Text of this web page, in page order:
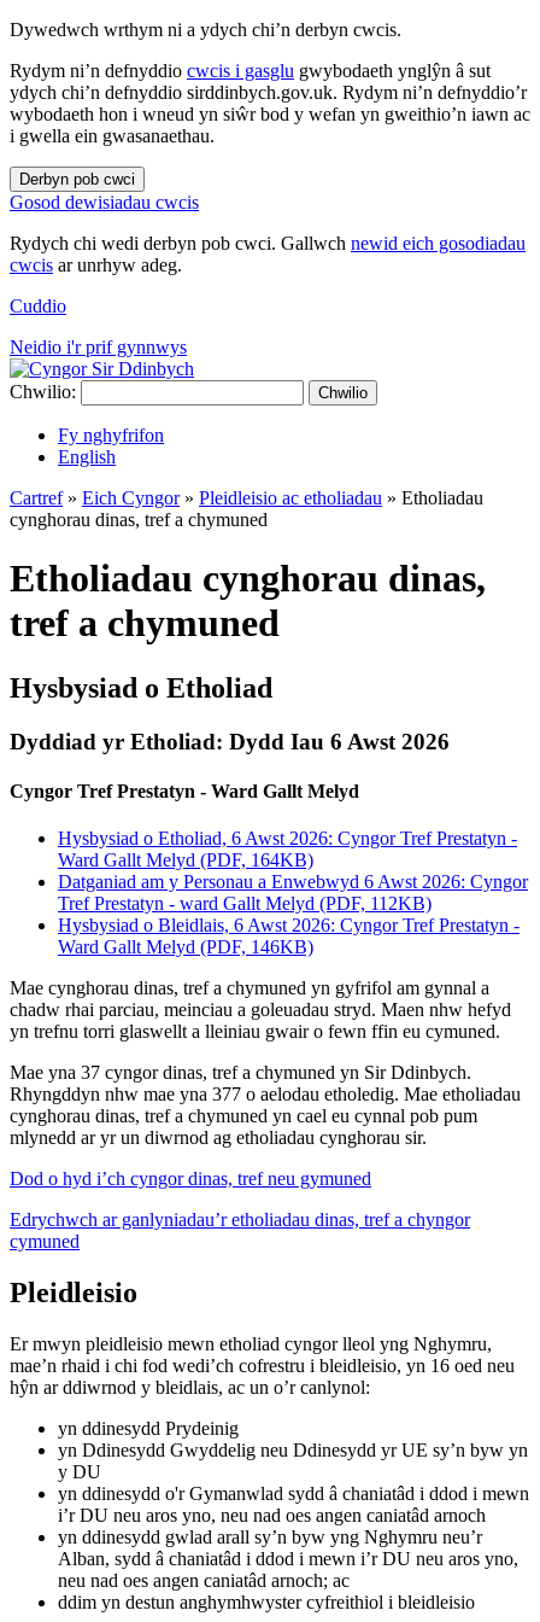
Dywedwch wrthym ni a ydych chi’n derbyn cwcis.
Rydym ni’n defnyddio cwcis i gasglu gwybodaeth ynglŷn â sut
ydych chi’n defnyddio sirddinbych.gov.uk. Rydym ni’n defnyddio’r
wybodaeth hon i wneud yn siŵr bod y wefan yn gweithio’n iawn ac
i gwella ein gwasanaethau.
Derbyn pob cwci
Gosod dewisiadau cwcis
Rydych chi wedi derbyn pob cwci. Gallwch newid eich gosodiadau
cwcis ar unrhyw adeg.
Cuddio
Neidio i'r prif gynnwys
Chwilio: Chwilio
Fy nghyfrifon
English
Cartref» Eich Cyngor» Pleidleisio ac etholiadau » Etholiadau
cynghorau dinas, tref a chymuned
Etholiadau cynghorau dinas,
tref a chymuned
Hysbysiad o Etholiad
Dyddiad yr Etholiad: Dydd Iau 6 Awst 2026
Cyngor Tref Prestatyn - Ward Gallt Melyd
Hysbysiad o Etholiad, 6 Awst 2026: Cyngor Tref Prestatyn -
Ward Gallt Melyd (PDF, 164KB)
Datganiad am y Personau a Enwebwyd 6 Awst 2026: Cyngor
Tref Prestatyn - ward Gallt Melyd (PDF, 112KB)
Hysbysiad o Bleidlais, 6 Awst 2026: Cyngor Tref Prestatyn -
Ward Gallt Melyd (PDF, 146KB)
Mae cynghorau dinas, tref a chymuned yn gyfrifol am gynnal a
chadw rhai parciau, meinciau a goleuadau stryd. Maen nhw hefyd
yn trefnu torri glaswellt a lleiniau gwair o fewn ffin eu cymuned.
Mae yna 37 cyngor dinas, tref a chymuned yn Sir Ddinbych.
Rhyngddyn nhw mae yna 377 o aelodau etholedig. Mae etholiadau
cynghorau dinas, tref a chymuned yn cael eu cynnal pob pum
mlynedd ar yr un diwrnod ag etholiadau cynghorau sir.
Dod o hyd i’ch cyngor dinas, tref neu gymuned
Edrychwch ar ganlyniadau’r etholiadau dinas, tref a chyngor
cymuned
Pleidleisio
Er mwyn pleidleisio mewn etholiad cyngor lleol yng Nghymru,
mae’n rhaid i chi fod wedi’ch cofrestru i bleidleisio, yn 16 oed neu
hŷn ar ddiwrnod y bleidlais, ac un o’r canlynol:
yn ddinesydd Prydeinig
yn Ddinesydd Gwyddelig neu Ddinesydd yr UE sy’n byw yn
y DU
yn ddinesydd o'r Gymanwlad sydd â chaniatâd i ddod i mewn
i’r DU neu aros yno, neu nad oes angen caniatâd arnoch
yn ddinesydd gwlad arall sy’n byw yng Nghymru neu’r
Alban, sydd â chaniatâd i ddod i mewn i’r DU neu aros yno,
neu nad oes angen caniatâd arnoch; ac
ddim yn destun anghymhwyster cyfreithiol i bleidleisio